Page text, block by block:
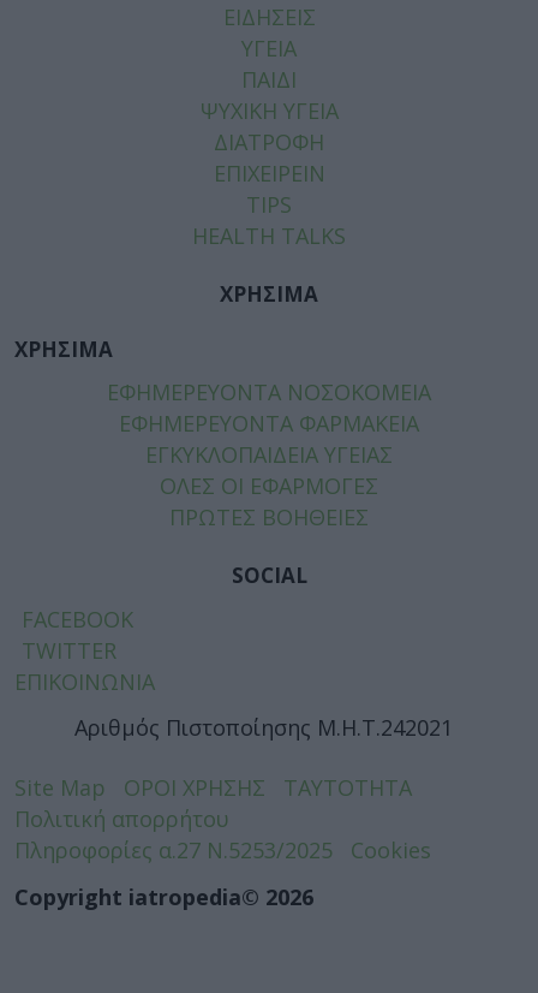
ΕΙΔΗΣΕΙΣ
ΥΓΕΙΑ
ΠΑΙΔΙ
ΨΥΧΙΚΗ ΥΓΕΙΑ
ΔΙΑΤΡΟΦΗ
ΕΠΙΧΕΙΡΕΙΝ
TIPS
HEALTH TALKS
ΧΡΗΣΙΜΑ
ΧΡΗΣΙΜΑ
ΕΦΗΜΕΡΕΥΟΝΤΑ ΝΟΣΟΚΟΜΕΙΑ
ΕΦΗΜΕΡΕΥΟΝΤΑ ΦΑΡΜΑΚΕΙΑ
ΕΓΚΥΚΛΟΠΑΙΔΕΙΑ ΥΓΕΙΑΣ
ΟΛΕΣ ΟΙ ΕΦΑΡΜΟΓΕΣ
ΠΡΩΤΕΣ ΒΟΗΘΕΙΕΣ
SOCIAL
FACEBOOK
TWITTER
ΕΠΙΚΟΙΝΩΝΙΑ
Αριθμός Πιστοποίησης Μ.Η.Τ.242021
Site Map ΟΡΟΙ ΧΡΗΣΗΣ
ΤΑΥΤΟΤΗΤΑ
Πολιτική απορρήτου
Πληροφορίες α.27 Ν.5253/2025
Cookies
Copyright iatropedia© 2026